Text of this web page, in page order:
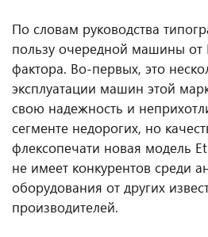
По словам руководства
пользу очередной машины от
фактора. Во-первых, это
эксплуатации машин этой
свою надежность и
сегменте недорогих, но
флексопечати новая модель
не имеет конкурентов среди
оборудования от других
производителей.